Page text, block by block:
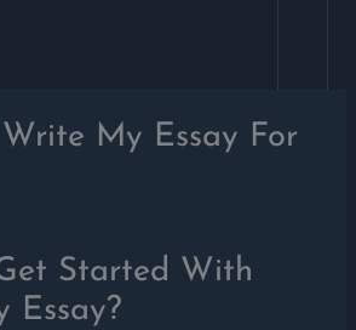
My Essay For
Started With
Essay?